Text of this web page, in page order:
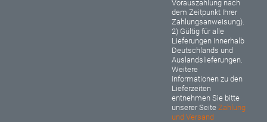
Vorauszahlung nach
dem Zeitpunkt Ihrer
Zahlungsanweisung).
2) Gültig für alle
Lieferungen innerhalb
Deutschlands und
Auslandslieferungen.
Weitere
Informationen zu den
Lieferzeiten
entnehmen Sie bitte
unserer SeiteZahlung
und Versand